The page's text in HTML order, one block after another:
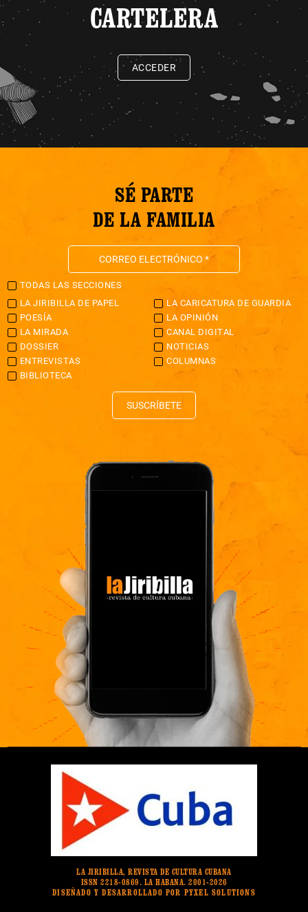
CARTELERA
ACCEDER
SÉ PARTE
DE LA FAMILIA
TODAS LAS SECCIONES
LA JIRIBILLA DE PAPEL
LA CARICATURA DE GUARDIA
POESÍA
LA OPINIÓN
LA MIRADA
CANAL DIGITAL
DOSSIER
NOTICIAS
ENTREVISTAS
COLUMNAS
BIBLIOTECA
SUSCRÍBETE
LA JIRIBILLA, REVISTA DE CULTURA CUBANA
ISSN 2218-0869. LA HABANA. 2001-2026
DISEÑADO Y DESARROLLADO POR PYXEL SOLUTIONS